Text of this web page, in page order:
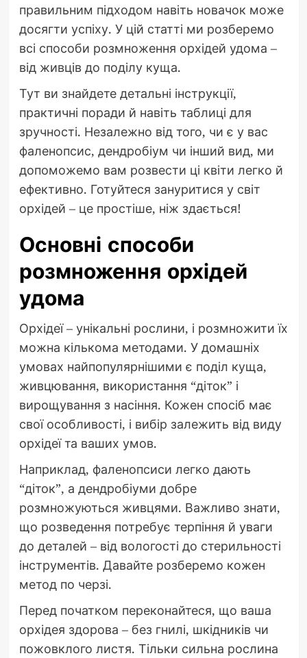
правильним підходом навіть новачок може
досягти успіху. У цій статті ми розберемо
всі способи розмноження орхідей удома –
від живців до поділу куща.
Тут ви знайдете детальні інструкції,
практичні поради й навіть таблиці для
зручності. Незалежно від того, чи є у вас
фаленопсис, дендробіум чи інший вид, ми
допоможемо вам розвести ці квіти легко й
ефективно. Готуйтеся зануритися у світ
орхідей – це простіше, ніж здається!
Основні способи
розмноження орхідей
удома
Орхідеї – унікальні рослини, і розмножити їх
можна кількома методами. У домашніх
умовах найпопулярнішими є поділ куща,
живцювання, використання “діток” і
вирощування з насіння. Кожен спосіб має
свої особливості, і вибір залежить від виду
орхідеї та ваших умов.
Наприклад, фаленопсиси легко дають
“діток”, а дендробіуми добре
розмножуються живцями. Важливо знати,
що розведення потребує терпіння й уваги
до деталей – від вологості до стерильності
інструментів. Давайте розберемо кожен
метод по черзі.
Перед початком переконайтеся, що ваша
орхідея здорова – без гнилі, шкідників чи
пожовклого листя. Тільки сильна рослина